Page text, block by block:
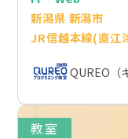
新潟県 新潟市
JR信越本線(直江
QUREO（
教室